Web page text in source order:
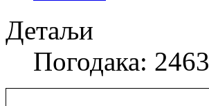
Детаљи
Погодака: 2463